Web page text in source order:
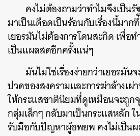
คงไม่ต้องถามว่าทำไมจึงเป็น
มาเป็นเดือดเป็นร้อนกับเรื่องนี้มา
เยอรมันไม่ต้องการโดนสะกิด เพื่อ
เป็นแผลสดอีกครั้งแน่ๆ
มันไม่ใช่เรื่องง่ายกว่าเยอรมัน
ปวดของสงครามและการฆ่าล้างเผ่
ให้กระแสชาตินิยมที่ดูเหมือนจะถู
กลุ่มเล็กๆ กลับมาเป็นกระแสหลัก
รับมือกับปัญหาผู้อพยพ คงไม่เป็น